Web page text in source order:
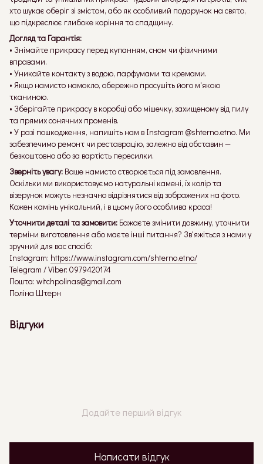
хто шукає оберіг зі змістом, або як особливий подарунок на свято,
що підкреслює глибоке коріння та спадщину.
Догляд та Гарантія:
• Знімайте прикрасу перед купанням, сном чи фізичними
вправами.
• Уникайте контакту з водою, парфумами та кремами.
• Якщо намисто намокло, обережно просушіть його м'якою
тканиною.
• Зберігайте прикрасу в коробці або мішечку, захищеному від пилу
та прямих сонячних променів.
• У разі пошкодження, напишіть нам в Instagram @shterno.etno. Ми
забезпечимо ремонт чи реставрацію, залежно від обставин —
безкоштовно або за вартість пересилки.
Зверніть увагу: Ваше намисто створюється під замовлення.
Оскільки ми використовуємо натуральні камені, їх колір та
візерунок можуть незначно відрізнятися від зображених на фото.
Кожен камінь унікальний, і в цьому його особлива краса!
Уточнити деталі та замовити: Бажаєте змінити довжину, уточнити
терміни виготовлення або маєте інші питання? Зв'яжіться з нами у
зручний для вас спосіб:
Instagram: https://www.instagram.com/shterno.etno/
Telegram / Viber: 0979420174
Пошта: witchpolinas@gmail.com
Поліна Штерн
Відгуки
Додайте перший відгук
Написати відгук